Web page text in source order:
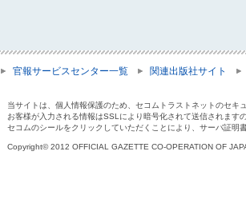
官報サービスセンター一覧 関連出版社サイト
当サイトは、個人情報保護のため、セコムトラストネットのセキ
お客様が入力される情報はSSLにより暗号化されて送信されま
セコムのシールをクリックしていただくことにより、サーバ証明
Copyright© 2012 OFFICIAL GAZETTE CO-OPERATION OF